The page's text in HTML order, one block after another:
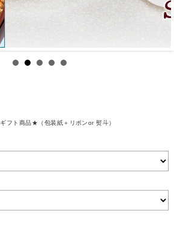
ギフト商品★（包装紙＋リボンor 熨斗）